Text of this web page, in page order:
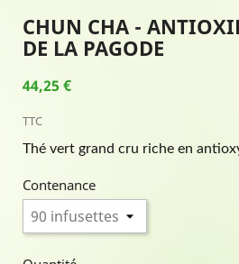
CHUN CHA -
DE LA PAGODE
44,25 €
TTC
Thé vert grand cru riche en
Contenance